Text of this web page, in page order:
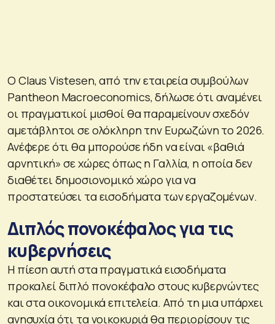
Ο Claus Vistesen, από την εταιρεία συμβούλων
Pantheon Macroeconomics, δήλωσε ότι αναμένει
οι πραγματικοί μισθοί θα παραμείνουν σχεδόν
αμετάβλητοι σε ολόκληρη την Ευρωζώνη το 2026.
Ανέφερε ότι θα μπορούσε ήδη να είναι «βαθιά
αρνητική» σε χώρες όπως η Γαλλία, η οποία δεν
διαθέτει δημοσιονομικό χώρο για να
προστατεύσει τα εισοδήματα των εργαζομένων.
Διπλός πονοκέφαλος για τις
κυβερνήσεις
Η πίεση αυτή στα πραγματικά εισοδήματα
προκαλεί διπλό πονοκέφαλο στους κυβερνώντες
και στα οικονομικά επιτελεία. Από τη μια υπάρχει
ανησυχία ότι τα νοικοκυριά θα περιορίσουν τις